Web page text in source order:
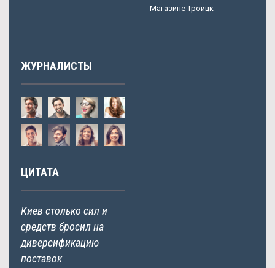
Магазине Троицк
ЖУРНАЛИСТЫ
ЦИТАТА
Киев столько сил и
средств бросил на
диверсификацию
поставок